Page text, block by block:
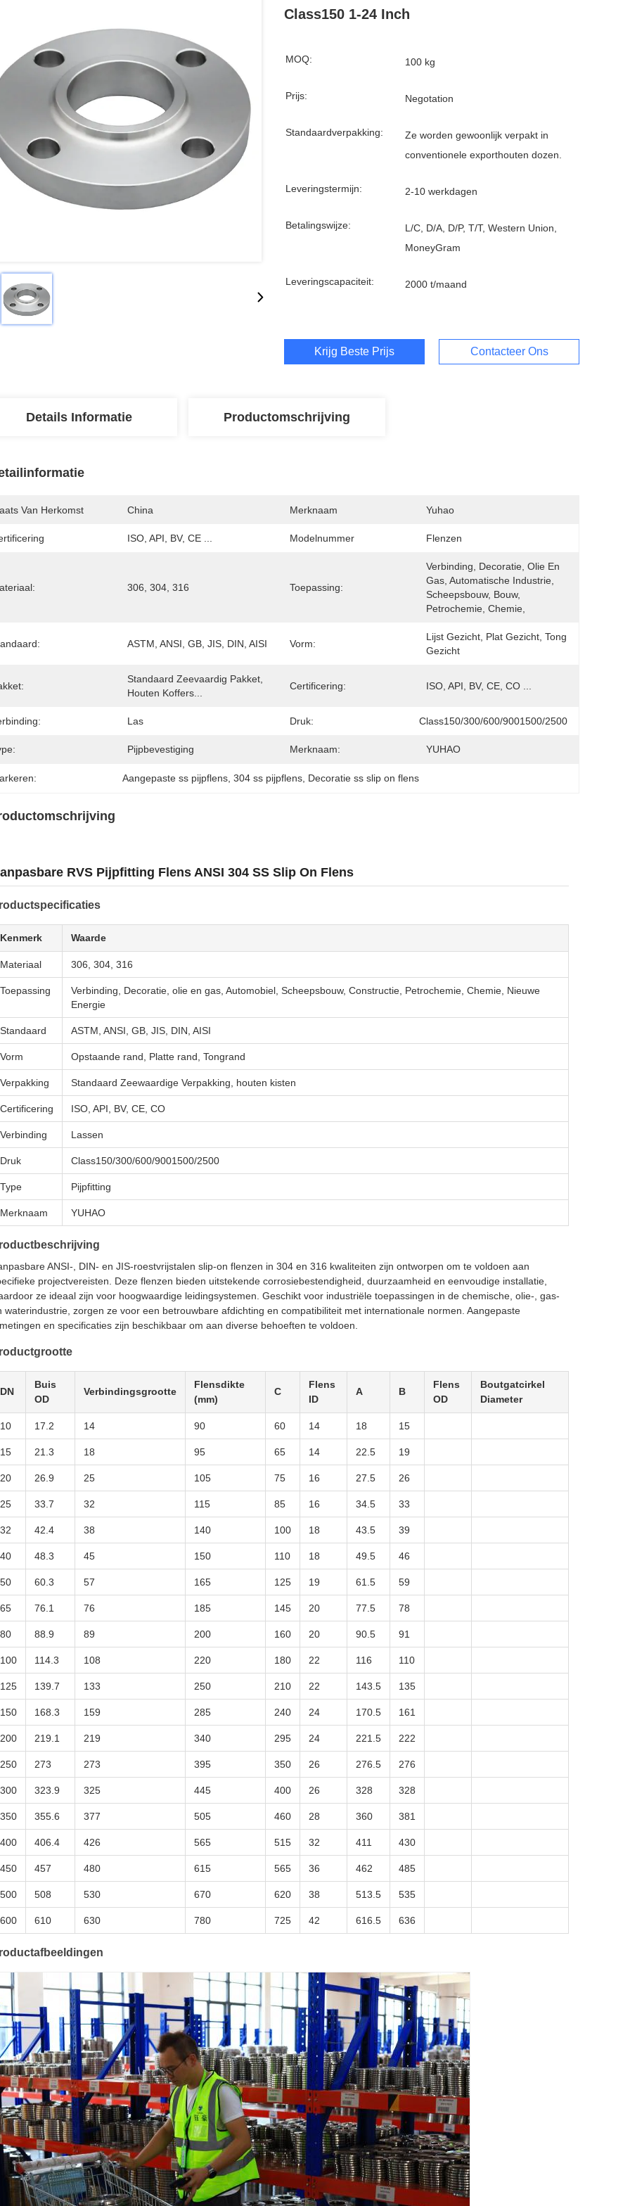
Class150 1-24 Inch
MOQ: 100 kg
Prijs: Negotation
Standaardverpakking:
Ze worden gewoonlijk verpakt in
conventionele exporthouten dozen.
Leveringstermijn: 2-10 werkdagen
Betalingswijze:
L/C, D/A, D/P, T/T, Western Union,
MoneyGram
Leveringscapaciteit: 2000 t/maand
Krijg Beste Prijs Contacteer Ons
Details Informatie Productomschrijving
Van Herkomst China Merknaam Yuhao
ISO, API, BV, CE ... Modelnummer Flenzen
306, 304, 316 Toepassing:
Verbinding, Decoratie, Olie En
Gas, Automatische Industrie,
Scheepsbouw, Bouw,
Petrochemie, Chemie,
ASTM, ANSI, GB, JIS, DIN, AISI Vorm:
Lijst Gezicht, Plat Gezicht, Tong
Gezicht
Standaard Zeevaardig Pakket,
Houten Koffers...
Certificering: ISO, API, BV, CE, CO ...
Las Druk: Class150/300/600/9001500/2500
Pijpbevestiging Merknaam: YUHAO
Aangepaste ss pijpflens , 304 ss pijpflens Decoratie ss slip on flens
RVS Pijpfitting Flens ANSI 304 SS Slip On Flens
Kenmerk Waarde
Materiaal 306, 304, 316
Toepassing
Verbinding, Decoratie, olie en gas, Automobiel, Scheepsbouw, Constructie, Petrochemie, Chemie, Nieuwe
Energie
Standaard ASTM, ANSI, GB, JIS, DIN, AISI
Vorm Opstaande rand, Platte rand, Tongrand
Verpakking Standaard Zeewaardige Verpakking, houten kisten
Certificering ISO, API, BV, CE, CO
Verbinding Lassen
Druk Class150/300/600/9001500/2500
Type Pijpfitting
Merknaam YUHAO
ANSI-, DIN- en JIS-roestvrijstalen slip-on flenzen in 304 en 316 kwaliteiten zijn ontworpen om te voldoen aan
projectvereisten. Deze flenzen bieden uitstekende corrosiebestendigheid, duurzaamheid en eenvoudige installatie,
ze ideaal zijn voor hoogwaardige leidingsystemen. Geschikt voor industriële toepassingen in de chemische, olie-, gas-
waterindustrie, zorgen ze voor een betrouwbare afdichting en compatibiliteit met internationale normen. Aangepaste
en specificaties zijn beschikbaar om aan diverse behoeften te voldoen.
DN
Buis
OD
Verbindingsgrootte
Flensdikte
(mm)
C
Flens
ID
A B
Flens
OD
Boutgatcirkel
Diameter
10 17.2 14 90 60 14 18 15
15 21.3 18 95 65 14 22.5 19
20 26.9 25 105 75 16 27.5 26
25 33.7 32 115 85 16 34.5 33
32 42.4 38 140 100 18 43.5 39
40 48.3 45 150 110 18 49.5 46
50 60.3 57 165 125 19 61.5 59
65 76.1 76 185 145 20 77.5 78
80 88.9 89 200 160 20 90.5 91
100 114.3 108 220 180 22 116 110
125 139.7 133 250 210 22 143.5 135
150 168.3 159 285 240 24 170.5 161
200 219.1 219 340 295 24 221.5 222
250 273 273 395 350 26 276.5 276
300 323.9 325 445 400 26 328 328
350 355.6 377 505 460 28 360 381
400 406.4 426 565 515 32 411 430
450 457 480 615 565 36 462 485
500 508 530 670 620 38 513.5 535
600 610 630 780 725 42 616.5 636